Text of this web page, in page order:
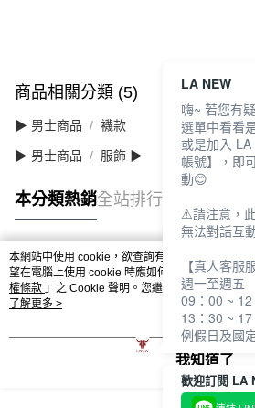
商品相關分類 (5)
▶ 男士商品 襪款
▶ 男士商品 服飾 ▶
本分類熱銷全站排行
熱門標籤
本網站中使用 cookie，欲查詢有關本網站使用
望在電腦上使用 cookie 時應如何變更電腦的
權條款 」之 Cookie 聲明。您繼續使用本網站即
用條款之 Cookie 聲明使用 cookie。
了解更多 >
我知道了
LA NEW
嗨~ 若您有
選單中看看
或是加入
帳號】，即
動😊
⚠️請注意，
無法對話互
【真人客服
週一至週五
09：00 ~ 12
13：30 ~
例假日及國